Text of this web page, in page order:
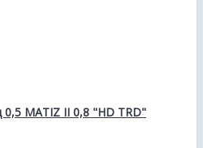
MATIZ II 0,8 "HD TRD"